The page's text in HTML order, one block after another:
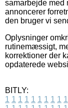
samarbejde med
annoncerer
den bruger vi
Oplysninger
rutinemæssigt,
korrektioner der
opdaterede
BITLY:
1 1 1 1 1 1 1 1 1 1